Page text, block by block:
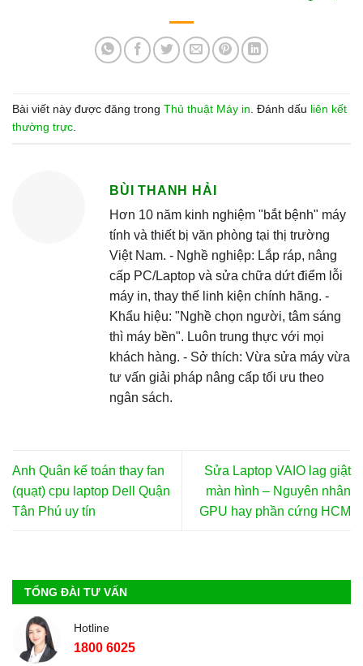
Bài viết này được đăng trong Thủ thuật Máy in. Đánh dấu liên kết
thường trực.
BÙI THANH HẢI
Hơn 10 năm kinh nghiệm "bắt bệnh" máy
tính và thiết bị văn phòng tại thị trường
Việt Nam. - Nghề nghiệp: Lắp ráp, nâng
cấp PC/Laptop và sửa chữa dứt điểm lỗi
máy in, thay thế linh kiện chính hãng. -
Khẩu hiệu: "Nghề chọn người, tâm sáng
thì máy bền". Luôn trung thực với mọi
khách hàng. - Sở thích: Vừa sửa máy vừa
tư vấn giải pháp nâng cấp tối ưu theo
ngân sách.
Anh Quân kế toán thay fan
(quạt) cpu laptop Dell Quận
Tân Phú uy tín
Sửa Laptop VAIO lag giật
màn hình – Nguyên nhân
GPU hay phần cứng HCM
TỔNG ĐÀI TƯ VẤN
Hotline
1800 6025